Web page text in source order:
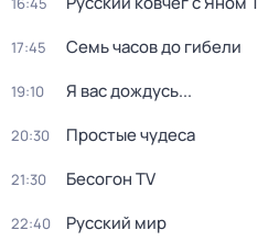
17:45 Семь часов до гибели
19:10 Я вас дождусь...
20:30 Простые чудеса
21:30 Бесогон TV
22:40 Русский мир